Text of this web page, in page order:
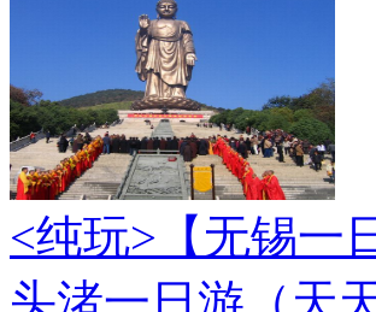
<纯玩> 【无锡
头渚一日游（天